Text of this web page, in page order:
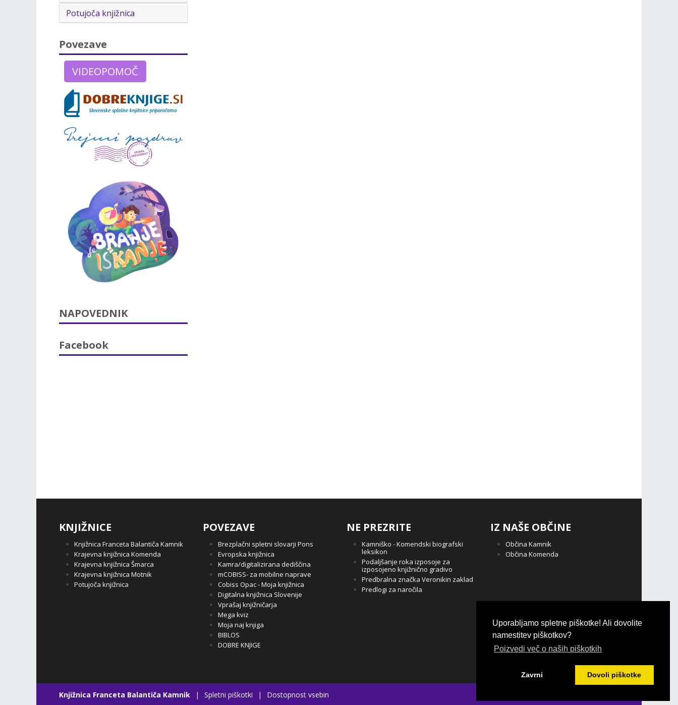
Potujoča knjižnica
Povezave
VIDEOPOMOČ
NAPOVEDNIK
Facebook
KNJIŽNICE
Knjižnica Franceta Balantiča Kamnik
Krajevna knjižnica Komenda
Krajevna knjižnica Šmarca
Krajevna knjižnica Motnik
Potujoča knjižnica
POVEZAVE
Brezplačni spletni slovarji Pons
Evropska knjižnica
Kamra/digitalizirana dediščina
mCOBISS- za mobilne naprave
Cobiss Opac - Moja knjižnica
Digitalna knjižnica Slovenije
Vprašaj knjižničarja
Mega kviz
Moja naj knjiga
BIBLOS
DOBRE KNJIGE
NE PREZRITE
Kamniško - Komendski biografski
leksikon
Podaljšanje roka izposoje za
izposojeno knjižnično gradivo
Predbralna značka Veronikin zaklad
Predlogi za naročila
IZ NAŠE OBČINE
Občina Kamnik
Občina Komenda
Knjižnica Franceta Balantiča Kamnik | Spletni piškotki | Dostopnost vsebin
Uporabljamo spletne piškotke! Ali dovolite
namestitev piškotkov?
Poizvedi več o naših piškotkih
Zavrni Dovoli piškotke